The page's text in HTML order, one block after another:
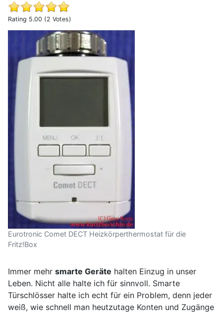
Rating 5.00 (2 Votes)
Erfahrungsbericht Eurotronic Comet DECT
Eurotronic Comet DECT Heizkörperthermostat für die
Fritz!Box
Immer mehr smarte Geräte halten Einzug in unser
Leben. Nicht alle halte ich für sinnvoll. Smarte
Türschlösser halte ich echt für ein Problem, denn jeder
weiß, wie schnell man heutzutage Konten und Zugänge